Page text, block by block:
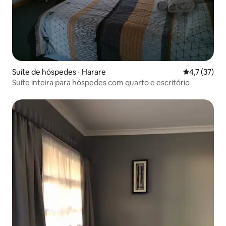
Suíte de hóspedes ⋅ Harare 4,7 de uma
4,7 (37)
Suíte inteira para hóspedes com quarto e escritório